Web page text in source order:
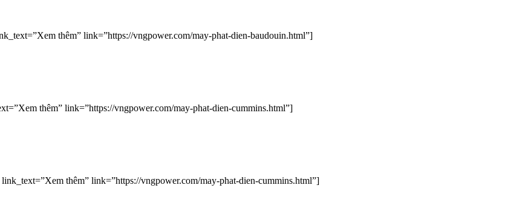
thêm” link=”https://vngpower.com/may-phat-dien-baudouin.html”]
thêm” link=”https://vngpower.com/may-phat-dien-cummins.html”]
thêm” link=”https://vngpower.com/may-phat-dien-cummins.html”]